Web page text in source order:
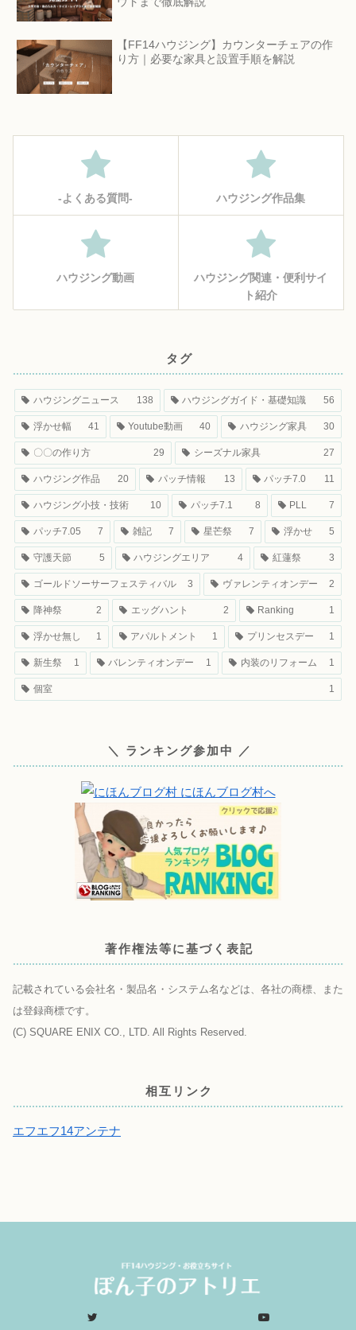
【FF14ハウジング】カウンターチェアの作
り方｜必要な家具と設置手順を解説
‐よくある質問‐ ハウジング作品集
ハウジング動画
ハウジング関連・便利サイ
ト紹介
タグ
ハウジングニュース 138 ハウジングガイド・基礎知識 56
浮かせ幅 41 Youtube動画 40 ハウジング家具 30
〇〇の作り方 29 シーズナル家具 27
ハウジング作品 20 パッチ情報 13 パッチ7.0 11
ハウジング小技・技術 10 パッチ7.1 8 PLL 7
パッチ7.05 7 雑記 7 星芒祭 7 浮かせ 5
守護天節 5 ハウジングエリア 4 紅蓮祭 3
ゴールドソーサーフェスティバル 3 ヴァレンティオンデー 2
降神祭 2 エッグハント 2 Ranking 1
浮かせ無し 1 アパルトメント 1 プリンセスデー 1
新生祭 1 バレンティオンデー 1 内装のリフォーム 1
個室 1
＼ ランキング参加中 ／
著作権法等に基づく表記
記載されている会社名・製品名・システム名などは、各社の商標、また
は登録商標です。
(C) SQUARE ENIX CO., LTD. All Rights Reserved.
相互リンク
エフエフ14アンテナ